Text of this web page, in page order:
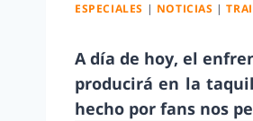
ESPECIALES | NOTICIAS |
A día de hoy, el
producirá en la
hecho por fans nos